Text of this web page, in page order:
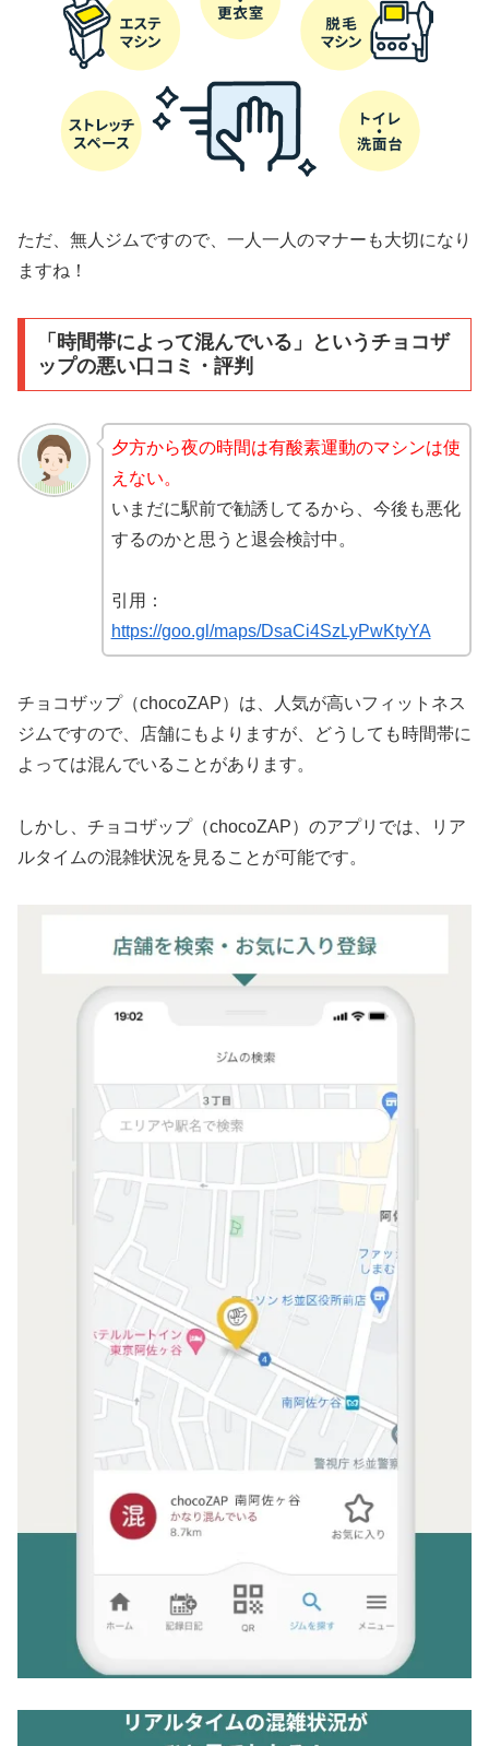
ただ、無人ジムですので、一人一人のマナーも大切になり
ますね！
「時間帯によって混んでいる」というチョコザ
ップの悪い口コミ・評判
夕方から夜の時間は有酸素運動のマシンは使
えない。
いまだに駅前で勧誘してるから、今後も悪化
するのかと思うと退会検討中。
引用：
https://goo.gl/maps/DsaCi4SzLyPwKtyYA
チョコザップ（chocoZAP）は、人気が高いフィットネス
ジムですので、店舗にもよりますが、どうしても時間帯に
よっては混んでいることがあります。
しかし、チョコザップ（chocoZAP）のアプリでは、リア
ルタイムの混雑状況を見ることが可能です。